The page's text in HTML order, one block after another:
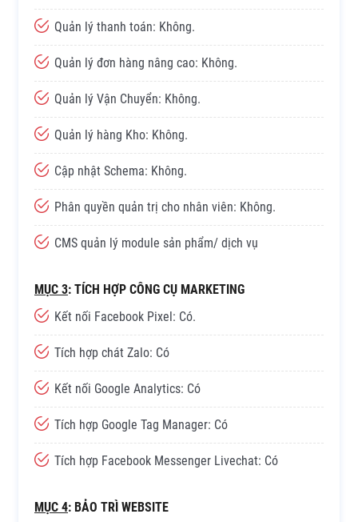
Quản lý thanh toán: Không.
Quản lý đơn hàng nâng cao: Không.
Quản lý Vận Chuyển: Không.
Quản lý hàng Kho: Không.
Cập nhật Schema: Không.
Phân quyền quản trị cho nhân viên: Không.
CMS quản lý module sản phẩm/ dịch vụ
MỤC 3: TÍCH HỢP CÔNG CỤ MARKETING
Kết nối Facebook Pixel: Có.
Tích hợp chát Zalo: Có
Kết nối Google Analytics: Có
Tích hợp Google Tag Manager: Có
Tích hợp Facebook Messenger Livechat: Có
MỤC 4: BẢO TRÌ WEBSITE